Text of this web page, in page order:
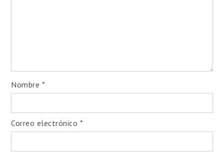
Nombre *
Correo electrónico *